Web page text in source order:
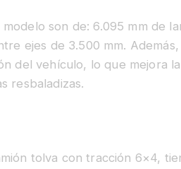
modelo son de: 6.095 mm de
ejes de 3.500 mm.
del vehículo, lo que mejora
resbaladizas.
tolva con tracción 6×4,